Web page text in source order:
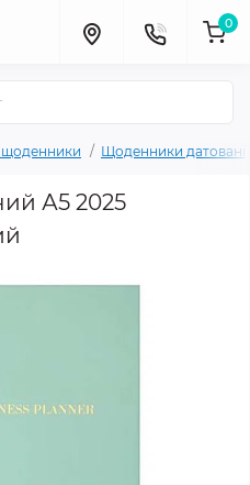
0
щоденники Щоденники датовані
А5 2025